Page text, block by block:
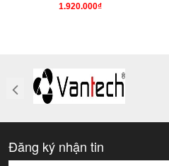
1.920.000₫
Đăng ký nhận tin